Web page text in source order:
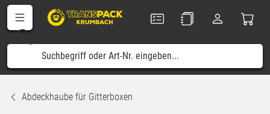
Abdeckhaube für Gitterboxen